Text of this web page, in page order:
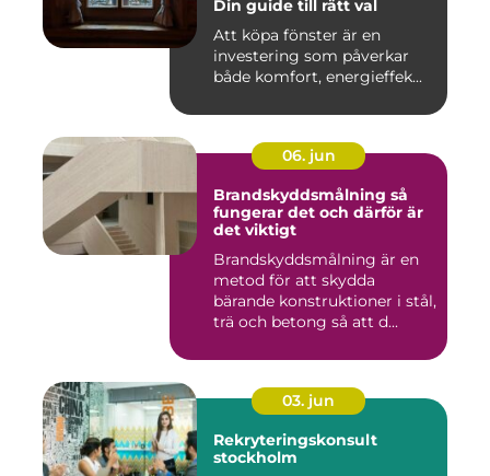
Din guide till rätt val
Att köpa fönster är en
investering som påverkar
både komfort, energieffek...
06. jun
Brandskyddsmålning så
fungerar det och därför är
det viktigt
Brandskyddsmålning är en
metod för att skydda
bärande konstruktioner i stål,
trä och betong så att d...
03. jun
Rekryteringskonsult
stockholm